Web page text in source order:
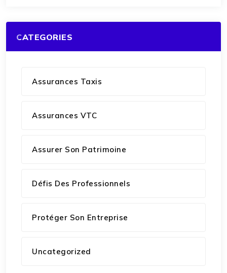
CATEGORIES
Assurances Taxis
Assurances VTC
Assurer Son Patrimoine
Défis Des Professionnels
Protéger Son Entreprise
Uncategorized